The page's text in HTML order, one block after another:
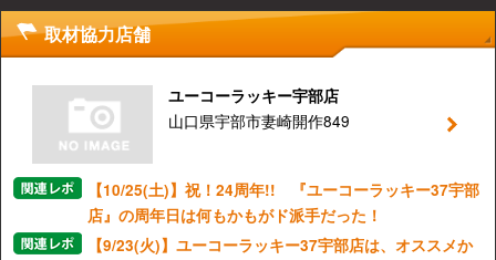
取材協力店舗
ユーコーラッキー宇部店
山口県宇部市妻崎開作849
【10/25(土)】祝！24周年!! 『ユーコーラッキー37宇部
店』の周年日は何もかもがド派手だった！
【9/23(火)】ユーコーラッキー37宇部店は、オススメか